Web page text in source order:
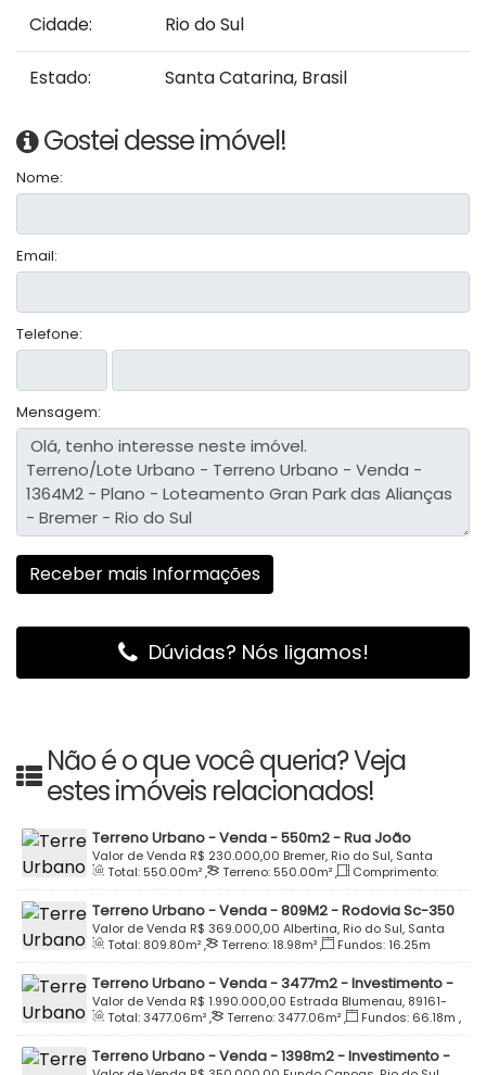
Cidade: Rio do Sul
Estado: Santa Catarina, Brasil
Gostei desse imóvel!
Nome:
Email:
Telefone:
Mensagem:
Dúvidas? Nós ligamos!
Não é o que você queria? Veja
estes imóveis relacionados!
Terreno Urbano - Venda - 550m2 - Rua João
Naschweng - Loteamento Santa Mônica - Bremer -
Rio do Sul
R$ 230.000,00
Valor de Venda
Bremer, Rio do Sul, Santa
Catarina, Brasil
Total: 550.00m², Terreno: 550.00m²,
Comprimento:
25.00m , Fundos:20.50m, Frente:20.00m
Terreno Urbano - Venda - 809M2 - Rodovia Sc-350
- Altos da Albertina Smart Residence -Albertina - Rio
do Sul
R$ 369.000,00
Valor de Venda
Albertina, Rio do Sul, Santa
Catarina, Brasil
Total: 809.80m², Terreno:18.98m², Fundos:16.25m
Terreno Urbano - Venda - 3477m2 - Investimento -
Estrada Blumenau - Bremer - Rio do Sul
R$ 1.990.000,00
Valor de Venda
Estrada Blumenau, 89161-
000, Bremer, Rio do Sul, Santa Catarina, Brasil
Total:3477.06m², Terreno:3477.06m², Fundos: 66.18m ,
Frente: 47.17m
Terreno Urbano - Venda - 1398m2 - Investimento -